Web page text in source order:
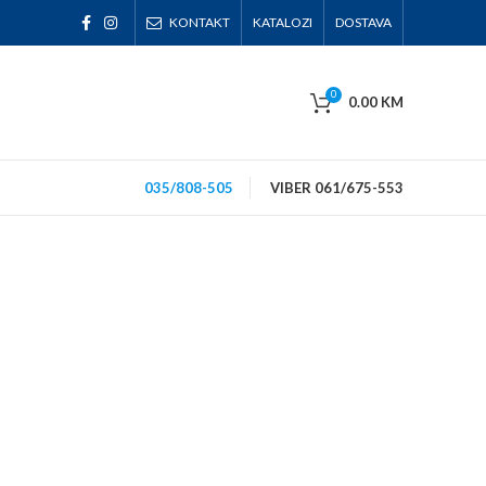
KONTAKT KATALOZI DOSTAVA
0 0.00 KM
035/808-505 VIBER 061/675-553